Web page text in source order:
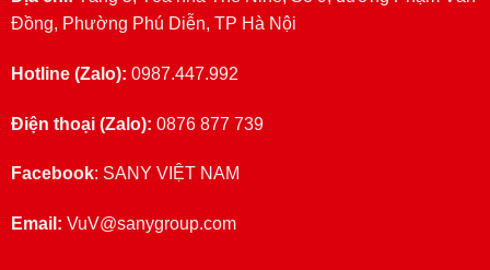
Đồng, Phường Phú Diễn, TP Hà Nội
Hotline (Zalo): 0987.447.992
Điện thoại (Zalo): 0876 877 739
Facebook: SANY VIỆT NAM
Email: VuV@sanygroup.com